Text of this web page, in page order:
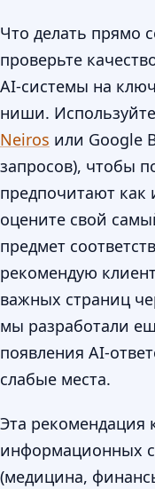
Что делать прямо
проверьте
AI-системы на
ниши.
Neiros или Google
запросов), чтобы
предпочитают как
оцените свой
предмет
рекомендую
важных страниц
мы разработали
появления AI-
слабые места.
Эта рекомендация
информационных
(медицина,